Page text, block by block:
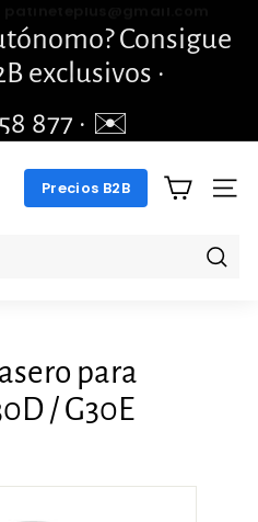
diapositivas
pausa
Consigue
exclusivos ·
877 · ✉️
Precios B2B
para
/ G30E